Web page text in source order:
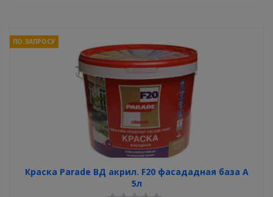
Краска Parade ВД акрил. F20 фасададная база А
5л
ПО ЗАПРОСУ